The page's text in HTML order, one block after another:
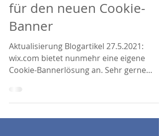
Elisabeth Herynek
3. Nov. 2019
2 Min. Lesezeit
WIX & mögliche Lösungen
für den neuen Cookie-
Banner
wix.com bietet nunmehr eine eigene